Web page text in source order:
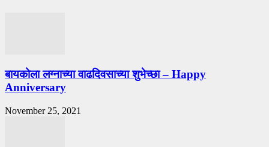
बायकोला लग्नाच्या वाढदिवसाच्या शुभेच्छा – Happy
Anniversary
November 25, 2021